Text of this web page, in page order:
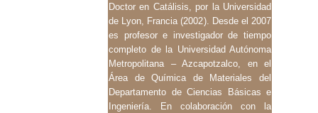
Doctor en Catálisis, por la Universidad
de Lyon, Francia (2002). Desde el 2007
es profesor e investigador de tiempo
completo de la Universidad Autónoma
Metropolitana – Azcapotzalco, en el
Área de Química de Materiales del
Departamento de Ciencias Básicas e
Ingeniería. En colaboración con la